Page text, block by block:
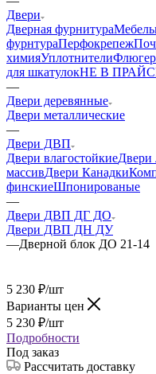
Двери
Дверная фурнитура
фурнтураПерфокрепеж
химияУплотнители
для шкатулокНЕ В ПРАЙС
—
Двери деревянные
Двери металлические
—
Двери ДВП
Двери влагостойкие
массивДвери Канадки
финскиеШпонированые
—
Двери ДВП ДГ ДО
Двери ДВП ДН ДУ
—Дверной блок ДО 21-14
5 230 ₽/шт
Варианты цен
5 230 ₽/шт
Подробности
Под заказ
Рассчитать доставку